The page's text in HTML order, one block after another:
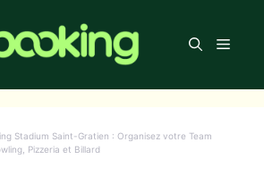
Menu
Stadium Saint-Gratien : Organisez votre Team
Pizzeria et Billard